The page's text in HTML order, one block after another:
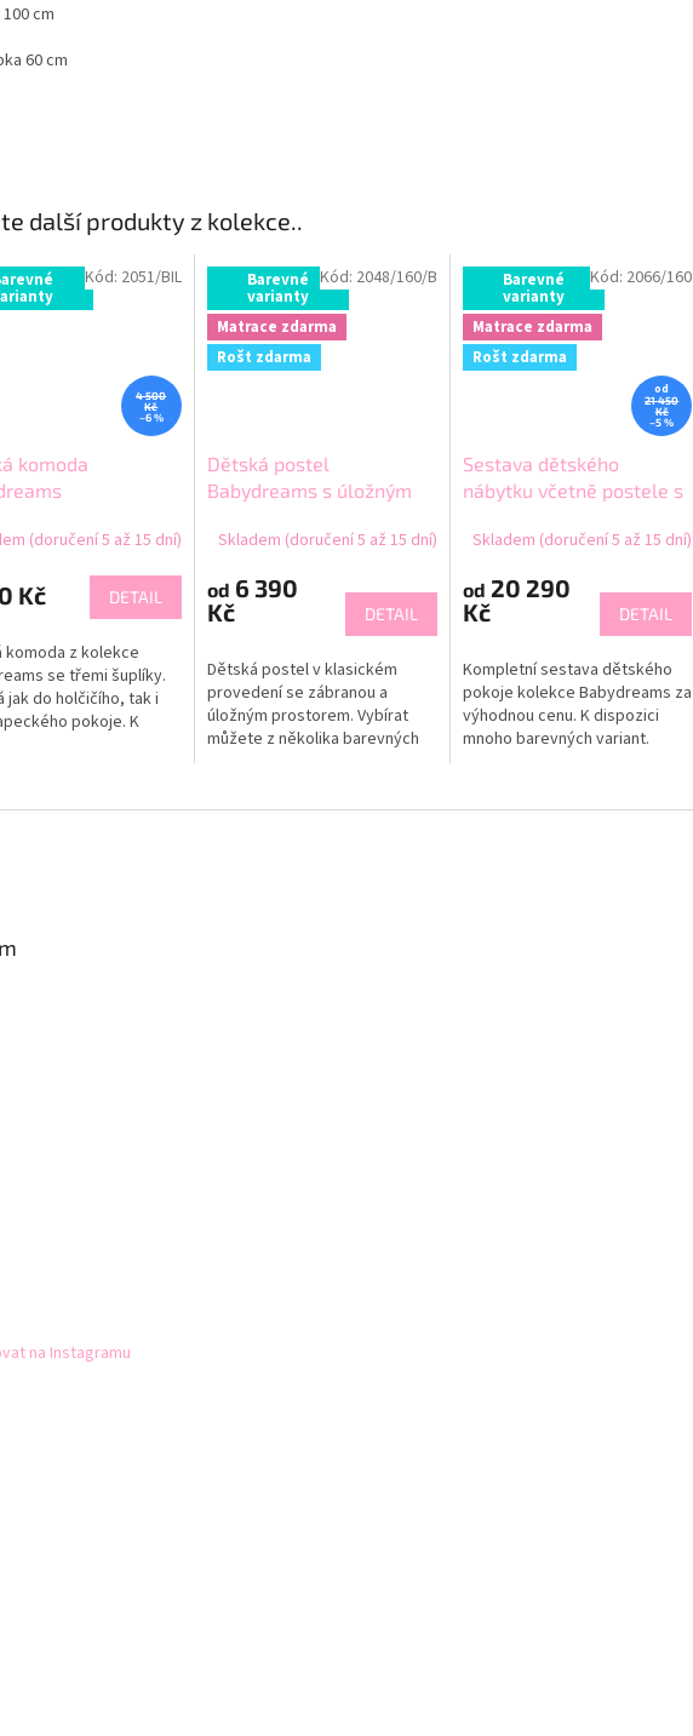
další produkty z kolekce..
4 500
Kč
–6 %
komoda
(doručení 5 až 15 dní)
Kč DETAIL
komoda z kolekce
se třemi šuplíky.
jak do holčičího, tak i
pokoje. K
Kód: 2051/BIL Barevné
varianty
Matrace zdarma
Rošt zdarma
Dětská postel
Babydreams s úložným
Skladem (doručení 5 až 15 dní)
od 6 390
Kč
DETAIL
Dětská postel v klasickém
provedení se zábranou a
úložným prostorem. Vybírat
můžete z několika barevných
pěnová matrace o...
Kód: 2048/160/B Barevné
varianty
Matrace zdarma
Rošt zdarma
od
21 450
Kč
–5 %
Sestava dětského
nábytku včetně postele s
Babydreams
Skladem (doručení 5 až 15 dní)
od 20 290
Kč
DETAIL
Kompletní sestava dětského
pokoje kolekce Babydreams za
výhodnou cenu. K dispozici
mnoho barevných variant.
stoleček.
Kód: 2066/160
cm
60 cm
na Instagramu